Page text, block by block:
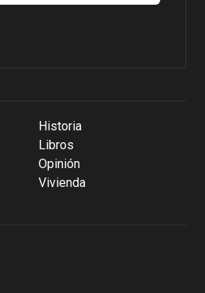
Historia
Libros
Opinión
Vivienda